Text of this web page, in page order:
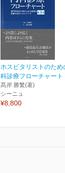
ホスピタリストのため
科診療フローチャート
髙岸 勝繁(著)
シーニュ
¥8,800